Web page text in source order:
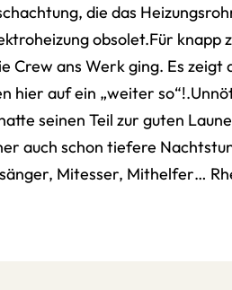
die das
obsolet.Für knapp
ans Werk ging. Es
auf ein „weiter
seinen Teil zur guten
auch schon tiefere
Mitesser, Mithelfer…